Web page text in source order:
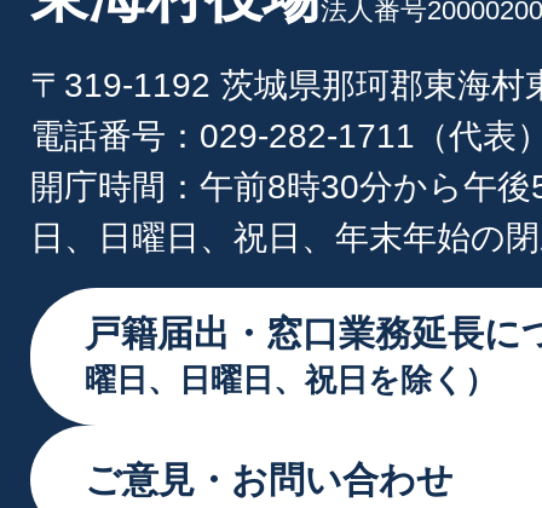
法人番号
〒319-1192 茨城県那珂郡東海村
電話番号：029-282-1711（代表
開庁時間：午前8時30分から午
日、日曜日、祝日、年末年始の
戸籍届出・窓口業務延長に
曜日、日曜日、祝日を除く）
ご意見・お問い合わせ